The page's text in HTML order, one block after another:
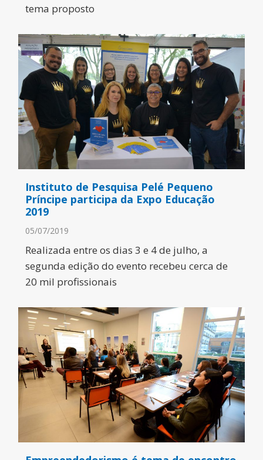
tema proposto
Instituto de Pesquisa Pelé Pequeno
Príncipe participa da Expo Educação
2019
05/07/2019
Realizada entre os dias 3 e 4 de julho, a
segunda edição do evento recebeu cerca de
20 mil profissionais